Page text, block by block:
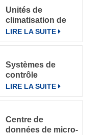
Unités de
climatisation de
précision à
refroidissement
LIRE LA SUITE
Systèmes de
contrôle
intelligents pour
climatiseurs de
rangée DataRow
Series dans les
LIRE LA SUITE
Centre de
données de micro-